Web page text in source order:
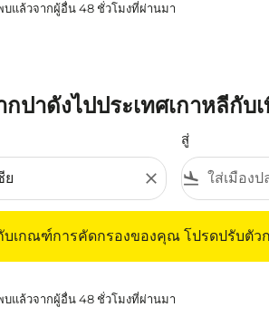
แล้วจากผู้อื่น 48 ชั่วโมงที่ผ่านมา
ปาดังไปประเทศเกาหลีกับ
close
สู่
flight_land
บเกณฑ์การคัดกรองของคุณ โปรดปรับตัว
แล้วจากผู้อื่น 48 ชั่วโมงที่ผ่านมา